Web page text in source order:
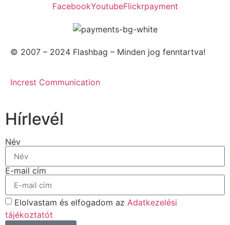
FacebookYoutubeFlickrpayment
© 2007 – 2024 Flashbag – Minden jog fenntartva!
Increst Communication
Hírlevél
Név
E-mail cím
Elolvastam és elfogadom az Adatkezelési
tájékoztatót